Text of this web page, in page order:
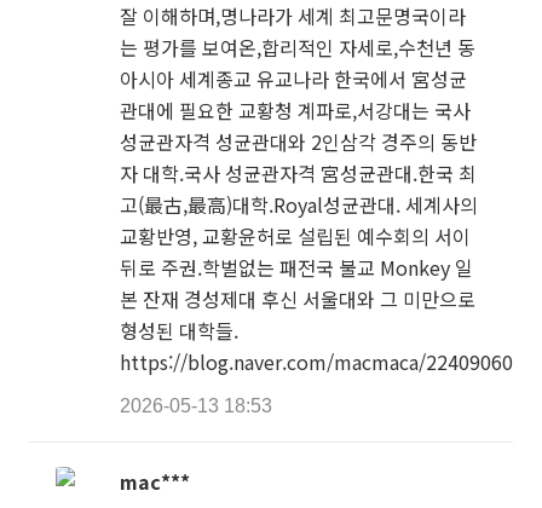
잘 이해하며,명나라가 세계 최고문명국이라
는 평가를 보여온,합리적인 자세로,수천년 동
아시아 세계종교 유교나라 한국에서 宮성균
관대에 필요한 교황청 계파로,서강대는 국사
성균관자격 성균관대와 2인삼각 경주의 동반
자 대학.국사 성균관자격 宮성균관대.한국 최
고(最古,最高)대학.Royal성균관대. 세계사의
교황반영, 교황윤허로 설립된 예수회의 서이
뒤로 주권.학벌없는 패전국 불교 Monkey 일
본 잔재 경성제대 후신 서울대와 그 미만으로
형성된 대학들.
https://blog.naver.com/macmaca/
2026-05-13 18:53
mac***